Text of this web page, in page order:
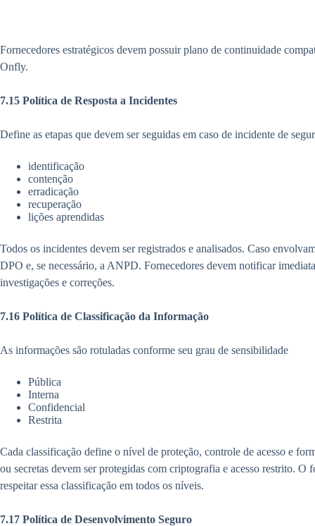
Fornecedores estratégicos devem possuir plano de continuidade
Onfly.
7.15 Política de Resposta a Incidentes
Define as etapas que devem ser seguidas em caso de incidente de
identificação
contenção
erradicação
recuperação
lições aprendidas
Todos os incidentes devem ser registrados e analisados. Caso
DPO e, se necessário, a ANPD. Fornecedores devem notificar
investigações e correções.
7.16 Política de Classificação da Informação
As informações são rotuladas conforme seu grau de sensibilidade
Pública
Interna
Confidencial
Restrita
Cada classificação define o nível de proteção, controle de acesso e
ou secretas devem ser protegidas com criptografia e acesso restrito.
respeitar essa classificação em todos os níveis.
7.17 Política de Desenvolvimento Seguro